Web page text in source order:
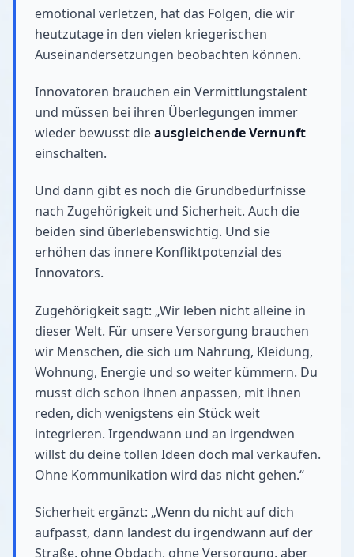
emotional verletzen, hat das Folgen, die wir
heutzutage in den vielen kriegerischen
Auseinandersetzungen beobachten können.
Innovatoren brauchen ein Vermittlungstalent
und müssen bei ihren Überlegungen immer
wieder bewusst dieausgleichende Vernunft
einschalten.
Und dann gibt es noch die Grundbedürfnisse
nach Zugehörigkeit und Sicherheit. Auch die
beiden sind überlebenswichtig. Und sie
erhöhen das innere Konfliktpotenzial des
Innovators.
Zugehörigkeit sagt: „Wir leben nicht alleine in
dieser Welt. Für unsere Versorgung brauchen
wir Menschen, die sich um Nahrung, Kleidung,
Wohnung, Energie und so weiter kümmern. Du
musst dich schon ihnen anpassen, mit ihnen
reden, dich wenigstens ein Stück weit
integrieren. Irgendwann und an irgendwen
willst du deine tollen Ideen doch mal verkaufen.
Ohne Kommunikation wird das nicht gehen.“
Sicherheit ergänzt: „Wenn du nicht auf dich
aufpasst, dann landest du irgendwann auf der
Straße, ohne Obdach, ohne Versorgung, aber